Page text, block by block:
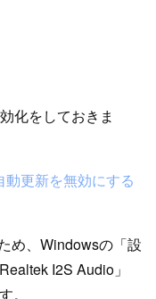
化をしておきま
更新を無効にする
め、Windowsの「設
I2S Audio」
。